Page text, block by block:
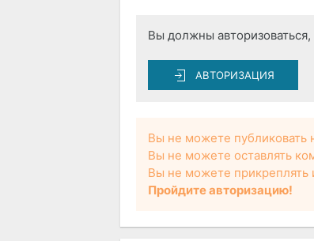
Вы должны
АВТОРИЗАЦИЯ
Вы не можете публиковать
Вы не можете оставлять
Вы не можете прикреплять
Пройдите авторизацию!